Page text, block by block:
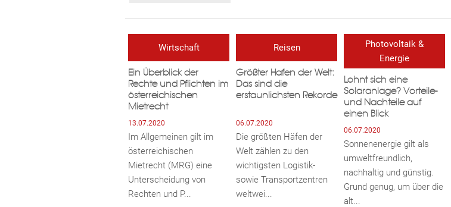
Wirtschaft
Ein Überblick der
Rechte und Pflichten im
österreichischen
Mietrecht
13.07.2020
Im Allgemeinen gilt im
österreichischen
Mietrecht (MRG) eine
Unterscheidung von
Rechten und P...
Reisen
Größter Hafen der Welt:
Das sind die
erstaunlichsten Rekorde
06.07.2020
Die größten Häfen der
Welt zählen zu den
wichtigsten Logistik-
sowie Transportzentren
weltwei...
Photovoltaik &
Energie
Lohnt sich eine
Solaranlage? Vorteile-
und Nachteile auf
einen Blick
06.07.2020
Sonnenenergie gilt als
umweltfreundlich,
nachhaltig und günstig.
Grund genug, um über die
alt...